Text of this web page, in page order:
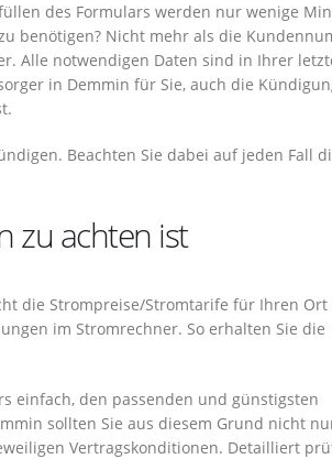
des Formulars werden nur wenige
benötigen? Nicht mehr als die
Alle notwendigen Daten sind in Ihrer
in Demmin für Sie, auch die
Beachten Sie dabei auf jeden Fall
zu achten ist
die Strompreise/Stromtarife für Ihren Ort
im Stromrechner. So erhalten Sie die
einfach, den passenden und günstigsten
sollten Sie aus diesem Grund nicht
Vertragskonditionen. Detailliert